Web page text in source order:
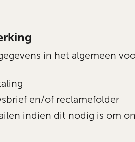
in het algemeen
en/of reclamefolder
indien dit nodig is om